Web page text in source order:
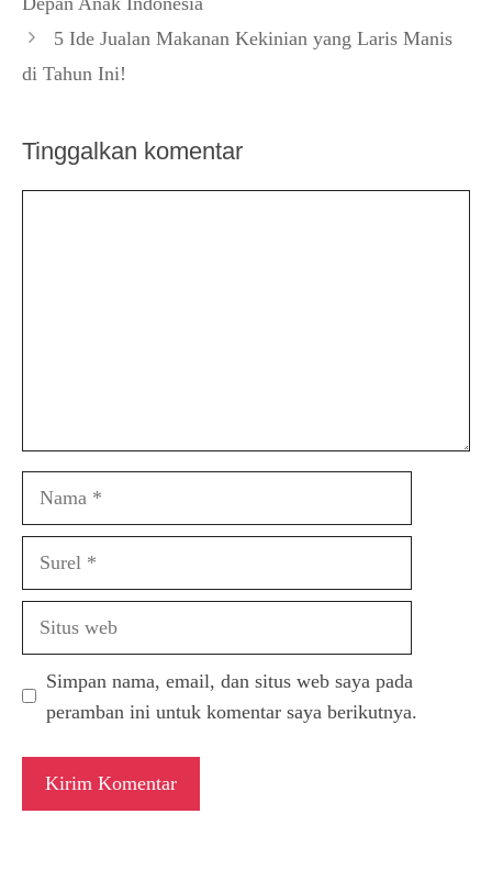
5 Ide Jualan Makanan Kekinian yang Laris Manis
di Tahun Ini!
Tinggalkan komentar
Simpan nama, email, dan situs web saya pada
peramban ini untuk komentar saya berikutnya.